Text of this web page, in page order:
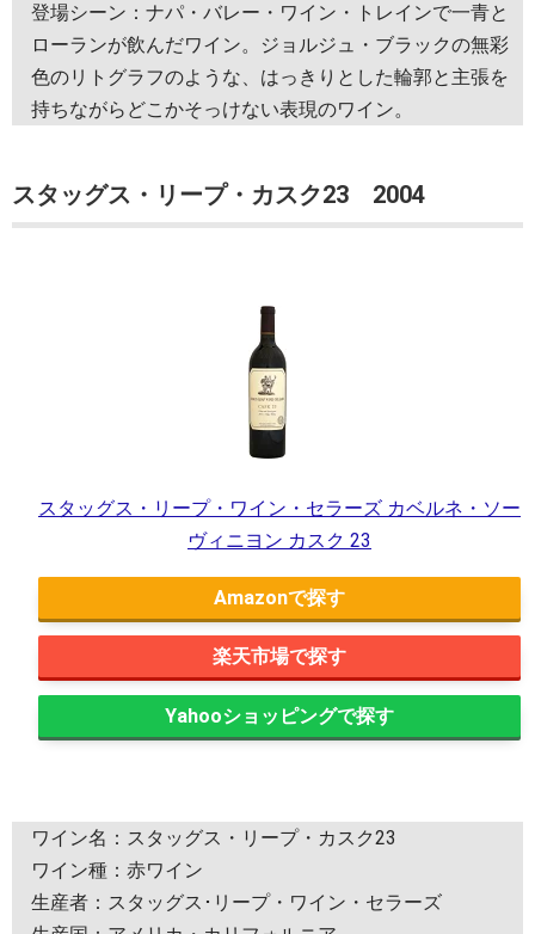
登場シーン：ナパ・バレー・ワイン・トレインで一青と
ローランが飲んだワイン。ジョルジュ・ブラックの無彩
色のリトグラフのような、はっきりとした輪郭と主張を
持ちながらどこかそっけない表現のワイン。
スタッグス・リープ・カスク23 2004
スタッグス・リープ・ワイン・セラーズ カベルネ・ソー
ヴィニヨン カスク 23
Amazon
楽天市場
Yahooショッピング
ワイン名：スタッグス・リープ・カスク23
ワイン種：赤ワイン
生産者：スタッグス･リープ・ワイン・セラーズ